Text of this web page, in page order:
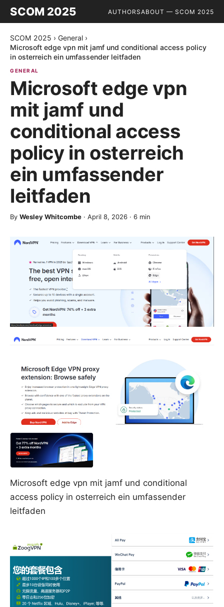
SCOM 2025 AUTHORSABOUT — SCOM 2025
SCOM 2025 › General ›
Microsoft edge vpn mit jamf und conditional access policy
in osterreich ein umfassender leitfaden
GENERAL
Microsoft edge vpn
mit jamf und
conditional access
policy in osterreich
ein umfassender
leitfaden
By Wesley Whitcombe · April 8, 2026 · 6 min
Microsoft edge vpn mit jamf und conditional
access policy in osterreich ein umfassender
leitfaden